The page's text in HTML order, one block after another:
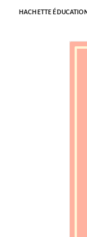
HACHETTE ÉDUCATION